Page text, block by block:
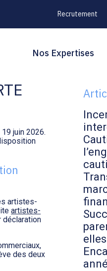
Recrutement
Principal
Nos Expertises
juin 2026.
artistes-
artistes-
déclaration
des deux
Blog